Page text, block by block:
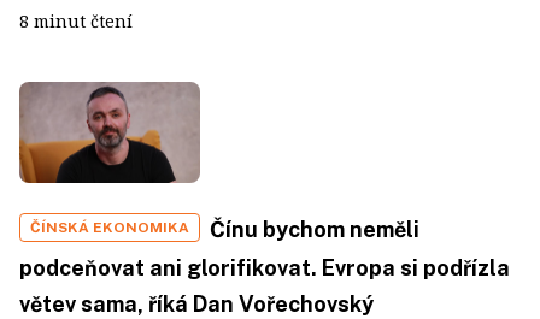
8 minut čtení
ČÍNSKÁ EKONOMIKA
Čínu bychom neměli
podceňovat ani glorifikovat. Evropa si podřízla
větev sama, říká Dan Vořechovský